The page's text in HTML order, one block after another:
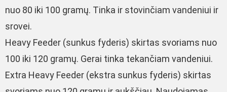
nuo 80 iki 100 gramų. Tinka ir stovinčiam vandeniui ir
srovei.
Heavy Feeder (sunkus fyderis) skirtas svoriams nuo
100 iki 120 gramų. Gerai tinka tekančiam vandeniui.
Extra Heavy Feeder (ekstra sunkus fyderis) skirtas